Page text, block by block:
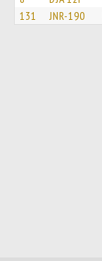
131 JNR-190